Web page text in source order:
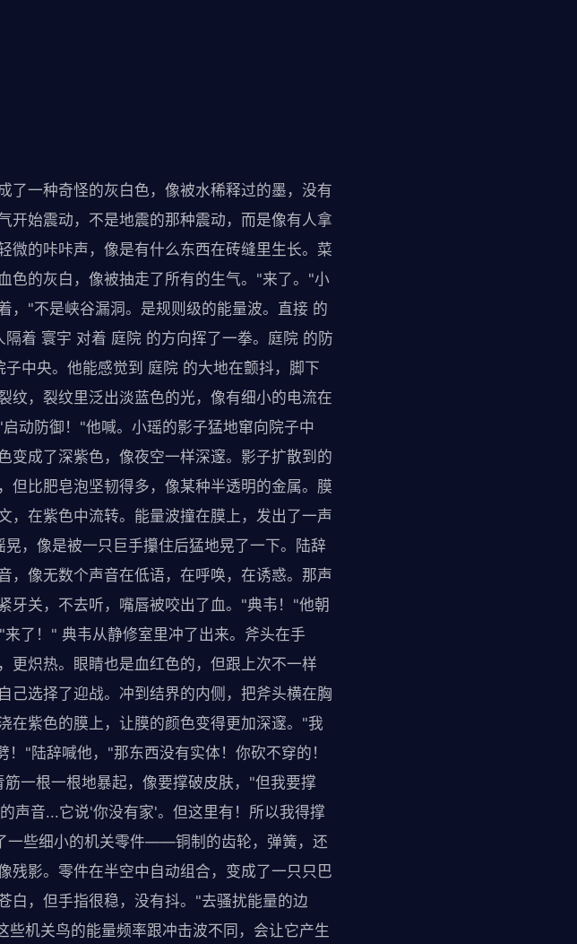
了一种奇怪的灰白色，像被水稀释过的墨，没有
开始震动，不是地震的那种震动，而是像有人拿
微的咔咔声，像是有什么东西在砖缝里生长。菜
色的灰白，像被抽走了所有的生气。"来了。"小
，"不是峡谷漏洞。是规则级的能量波。直接 的
着 寰宇 对着 庭院 的方向挥了一拳。庭院 的防
中央。他能感觉到 庭院 的大地在颤抖，脚下
纹，裂纹里泛出淡蓝色的光，像有细小的电流在
动防御！"他喊。小瑶的影子猛地窜向院子中
变成了深紫色，像夜空一样深邃。影子扩散到的
但比肥皂泡坚韧得多，像某种半透明的金属。膜
，在紫色中流转。能量波撞在膜上，发出了一声
，像是被一只巨手攥住后猛地晃了一下。陆辞
像无数个声音在低语，在呼唤，在诱惑。那声
牙关，不去听，嘴唇被咬出了血。"典韦！"他朝
了！" 典韦从静修室里冲了出来。斧头在手
更炽热。眼睛也是血红色的，但跟上次不一样
选择了迎战。冲到结界的内侧，把斧头横在胸
在紫色的膜上，让膜的颜色变得更加深邃。"我
"陆辞喊他，"那东西没有实体！你砍不穿的！
一根一根地暴起，像要撑破皮肤，"但我要撑
声音...它说'你没有家'。但这里有！所以我得撑
一些细小的机关零件——铜制的齿轮，弹簧，还
残影。零件在半空中自动组合，变成了一只只巴
白，但手指很稳，没有抖。"去骚扰能量的边
机关鸟的能量频率跟冲击波不同，会让它产生